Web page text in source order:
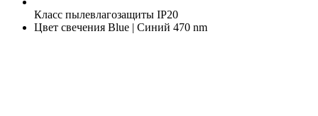
Класс пылевлагозащиты IP20
Цвет свечения Blue | Синий 470 nm